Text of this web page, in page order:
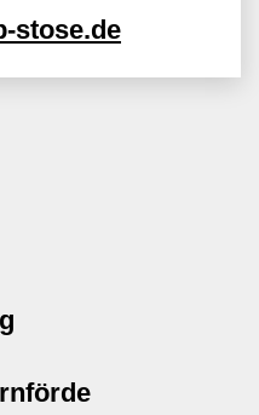
stose.de